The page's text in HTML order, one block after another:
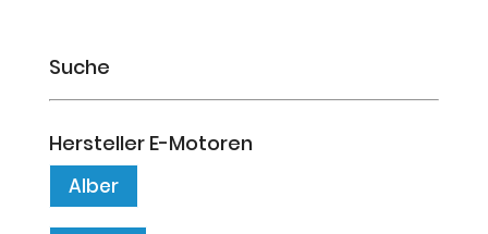
Suche
Hersteller E-Motoren
Alber